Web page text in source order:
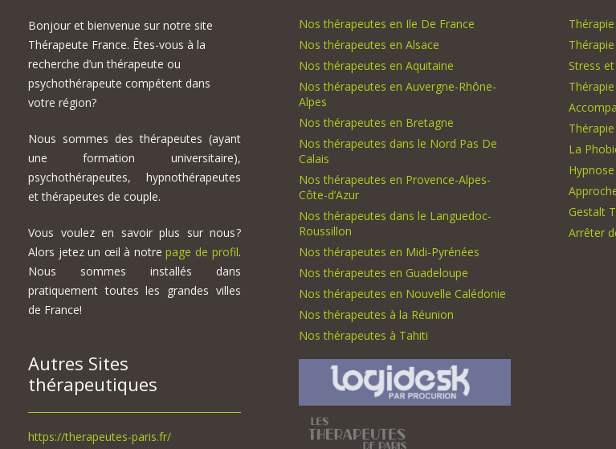
Bonjour et bienvenue sur notre site
Thérapeute France. Êtes-vous à la
recherche d’un thérapeute ou
psychothérapeute compétent dans
votre région?
Nous sommes des thérapeutes (ayant
une formation universitaire),
psychothérapeutes, hypnothérapeutes
et thérapeutes de couple.
Vous voulez en savoir plus sur nous?
Alors jetez un œil à notrepage de profil.
Nous sommes installés dans
pratiquement toutes les grandes villes
de France!
Autres Sites
thérapeutiques
https://therapeutes-paris.fr/
Nos thérapeutes en Ile De France
Nos thérapeutes en Alsace
Nos thérapeutes en Aquitaine
Nos thérapeutes en Auvergne-Rhône-
Alpes
Nos thérapeutes en Bretagne
Nos thérapeutes dans le Nord Pas De
Calais
Nos thérapeutes en Provence-Alpes-
Côte-d’Azur
Nos thérapeutes dans le Languedoc-
Roussillon
Nos thérapeutes en Midi-Pyrénées
Nos thérapeutes en Guadeloupe
Nos thérapeutes en Nouvelle Calédonie
Nos thérapeutes à la Réunion
Nos thérapeutes à Tahiti
Stress
La
Gestalt
Arrêter